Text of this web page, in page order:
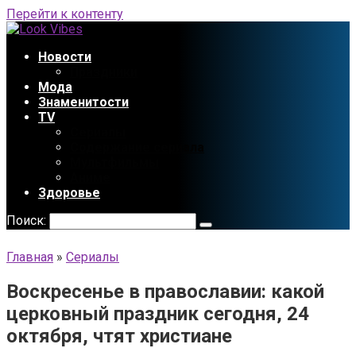
Перейти к контенту
Новости
Мода
Знаменитости
TV
Здоровье
Поиск:
Главная » Сериалы
Воскресенье в православии: какой
церковный праздник сегодня, 24
октября, чтят христиане